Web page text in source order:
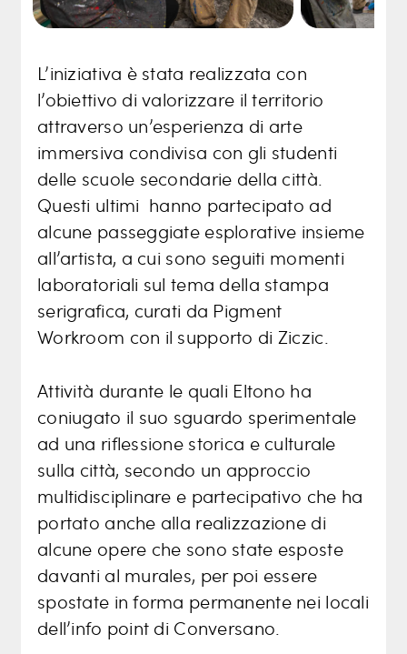
L’iniziativa è stata realizzata con
l’obiettivo di valorizzare il territorio
attraverso un’esperienza di arte
immersiva condivisa con gli studenti
delle scuole secondarie della città.
Questi ultimi hanno partecipato ad
alcune passeggiate esplorative insieme
all’artista, a cui sono seguiti momenti
laboratoriali sul tema della stampa
serigrafica, curati da Pigment
Workroom con il supporto di Ziczic.
Attività durante le quali Eltono ha
coniugato il suo sguardo sperimentale
ad una riflessione storica e culturale
sulla città, secondo un approccio
multidisciplinare e partecipativo che ha
portato anche alla realizzazione di
alcune opere che sono state esposte
davanti al murales, per poi essere
spostate in forma permanente nei locali
dell’info point di Conversano.